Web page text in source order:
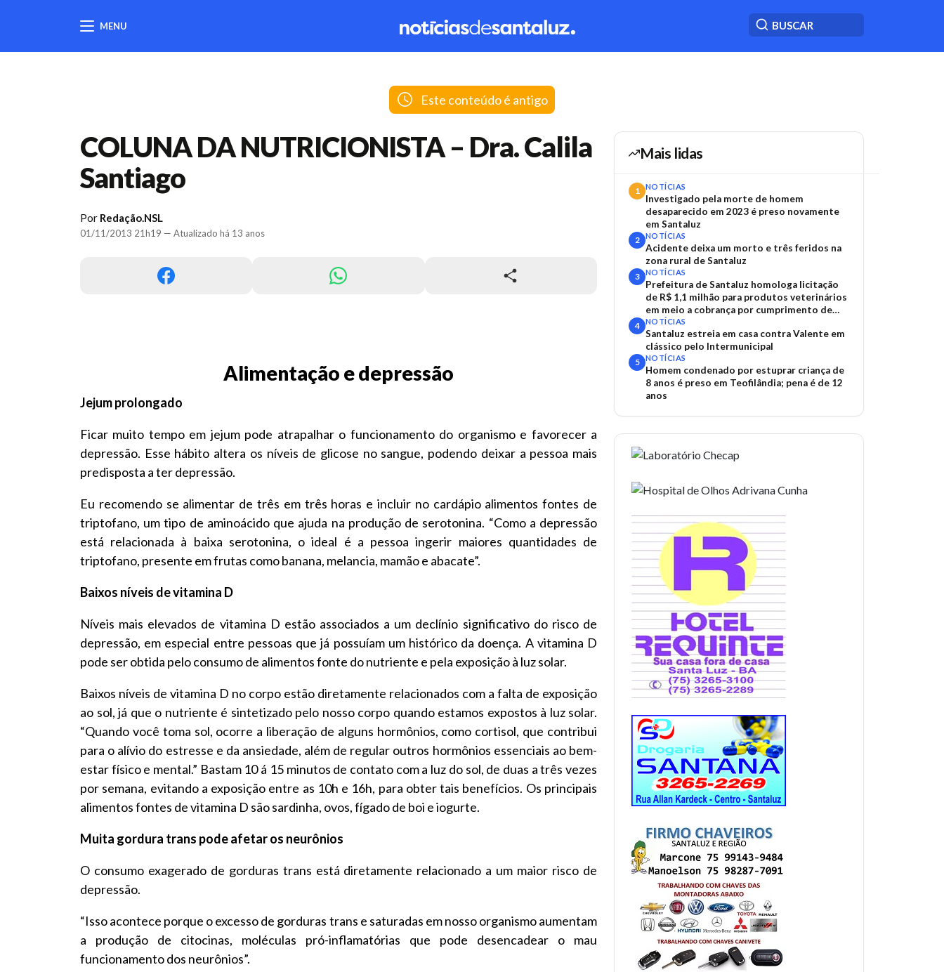
MENU
Este conteúdo é antigo
COLUNA DA NUTRICIONISTA – Dra. Calila
Santiago
Por Redação.NSL
01/11/2013 21h19 — Atualizado há 13 anos
Alimentação e depressão
Jejum prolongado
Ficar muito tempo em jejum pode atrapalhar o funcionamento do organismo e favorecer a
depressão. Esse hábito altera os níveis de glicose no sangue, podendo deixar a pessoa mais
predisposta a ter depressão.
Eu recomendo se alimentar de três em três horas e incluir no cardápio alimentos fontes de
triptofano, um tipo de aminoácido que ajuda na produção de serotonina. “Como a depressão
está relacionada à baixa serotonina, o ideal é a pessoa ingerir maiores quantidades de
triptofano, presente em frutas como banana, melancia, mamão e abacate”.
Baixos níveis de vitamina D
Níveis mais elevados de vitamina D estão associados a um declínio significativo do risco de
depressão, em especial entre pessoas que já possuíam um histórico da doença. A vitamina D
pode ser obtida pelo consumo de alimentos fonte do nutriente e pela exposição à luz solar.
Baixos níveis de vitamina D no corpo estão diretamente relacionados com a falta de exposição
ao sol, já que o nutriente é sintetizado pelo nosso corpo quando estamos expostos à luz solar.
“Quando você toma sol, ocorre a liberação de alguns hormônios, como cortisol, que contribui
para o alívio do estresse e da ansiedade, além de regular outros hormônios essenciais ao bem-
estar físico e mental.” Bastam 10 á 15 minutos de contato com a luz do sol, de duas a três vezes
por semana, evitando a exposição entre as 10h e 16h, para obter tais benefícios. Os principais
alimentos fontes de vitamina D são sardinha, ovos, fígado de boi e iogurte.
Muita gordura trans pode afetar os neurônios
O consumo exagerado de gorduras trans está diretamente relacionado a um maior risco de
depressão.
“Isso acontece porque o excesso de gorduras trans e saturadas em nosso organismo aumentam
a produção de citocinas, moléculas pró-inflamatórias que pode desencadear o mau
funcionamento dos neurônios”.
Mais lidas
1 NOTÍCIAS
Investigado pela morte de homem
desaparecido em 2023 é preso novamente
em Santaluz
2 NOTÍCIAS
Acidente deixa um morto e três feridos na
zona rural de Santaluz
3 NOTÍCIAS
Prefeitura de Santaluz homologa licitação
de R$ 1,1 milhão para produtos veterinários
em meio a cobrança por cumprimento de
TAC
4 NOTÍCIAS
Santaluz estreia em casa contra Valente em
clássico pelo Intermunicipal
5 NOTÍCIAS
Homem condenado por estuprar criança de
8 anos é preso em Teofilândia; pena é de 12
anos